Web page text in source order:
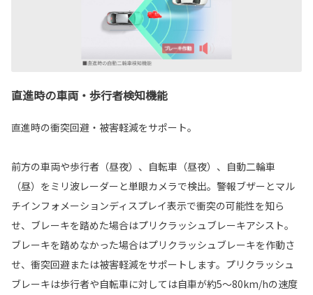
直進時の車両・歩行者検知機能
直進時の衝突回避・被害軽減をサポート。
前方の車両や歩行者（昼夜）、自転車（昼夜）、自動二輪車
（昼）をミリ波レーダーと単眼カメラで検出。警報ブザーとマル
チインフォメーションディスプレイ表示で衝突の可能性を知ら
せ、ブレーキを踏めた場合はプリクラッシュブレーキアシスト。
ブレーキを踏めなかった場合はプリクラッシュブレーキを作動さ
せ、衝突回避または被害軽減をサポートします。プリクラッシュ
ブレーキは歩行者や自転車に対しては自車が約5〜80km/hの速度